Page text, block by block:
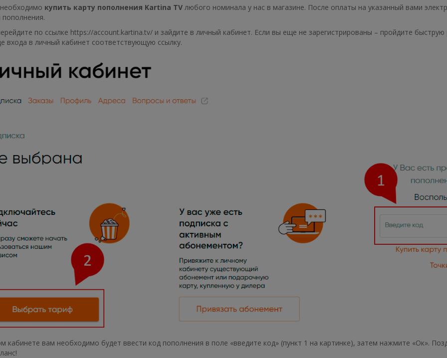
купить карту пополнения Kartina TVлюбого номинала у нас в магазине. После оплаты на указанный вами
пополнения.
по ссылке https://account.kartina.tv/ и зайдите в личный кабинет. Если вы еще не зарегистрированы – пройдите
входа в личный кабинет соответствующую ссылку.
кабинете вам необходимо будет ввести код пополнения в поле «введите код» (пункт 1 на картинке), затем нажмите «Ок».